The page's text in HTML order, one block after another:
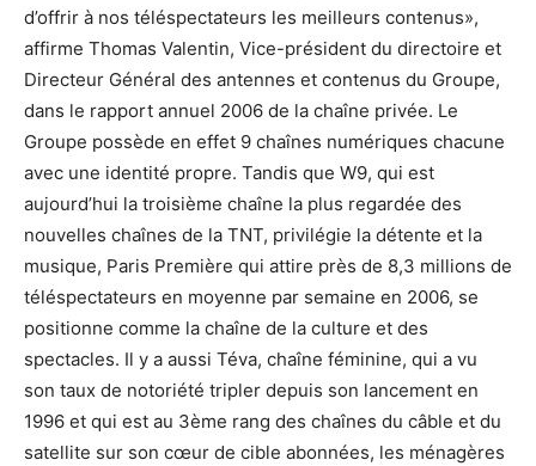
d’offrir à nos téléspectateurs les meilleurs contenus»,
affirme Thomas Valentin, Vice-président du directoire et
Directeur Général des antennes et contenus du Groupe,
dans le rapport annuel 2006 de la chaîne privée. Le
Groupe possède en effet 9 chaînes numériques chacune
avec une identité propre. Tandis que W9, qui est
aujourd’hui la troisième chaîne la plus regardée des
nouvelles chaînes de la TNT, privilégie la détente et la
musique, Paris Première qui attire près de 8,3 millions de
téléspectateurs en moyenne par semaine en 2006, se
positionne comme la chaîne de la culture et des
spectacles. Il y a aussi Téva, chaîne féminine, qui a vu
son taux de notoriété tripler depuis son lancement en
1996 et qui est au 3ème rang des chaînes du câble et du
satellite sur son cœur de cible abonnées, les ménagères